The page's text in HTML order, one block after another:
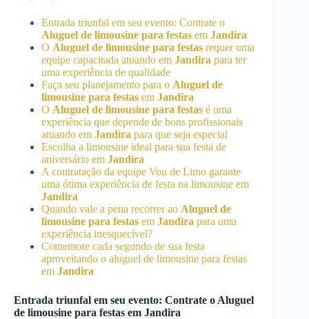
Entrada triunfal em seu evento: Contrate o
Aluguel de limousine para festas em Jandira
O Aluguel de limousine para festas requer uma
equipe capacitada atuando em Jandira para ter
uma experiência de qualidade
Faça seu planejamento para o Aluguel de
limousine para festas em Jandira
O Aluguel de limousine para festas é uma
experiência que depende de bons profissionais
atuando em Jandira para que seja especial
Escolha a limousine ideal para sua festa de
aniversário em Jandira
A contratação da equipe Vou de Limo garante
uma ótima experiência de festa na limousine em
Jandira
Quando vale a pena recorrer ao Aluguel de
limousine para festas em Jandira para uma
experiência inesquecível?
Comemore cada segundo de sua festa
aproveitando o aluguel de limousine para festas
em Jandira
Entrada triunfal em seu evento: Contrate o Aluguel
de limousine para festas em Jandira